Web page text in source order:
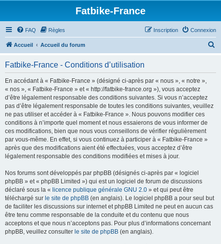
Fatbike-France
FAQ Règles Connexion
Inscription
Accueil Accueil du forum
Fatbike-France - Conditions d’utilisation
En accédant à « Fatbike-France » (désigné ci-après par « nous », « notre »,
« nos », « Fatbike-France » et « http://fatbike-france.org »), vous acceptez
d’être légalement responsable des conditions suivantes. Si vous n’acceptez
pas d’être légalement responsable de toutes les conditions suivantes, veuillez
ne pas utiliser et accéder à « Fatbike-France ». Nous pouvons modifier ces
conditions à n’importe quel moment et nous essaierons de vous informer de
ces modifications, bien que nous vous conseillons de vérifier régulièrement
par vous-même. En effet, si vous continuez à participer à « Fatbike-France »
après que des modifications aient été effectuées, vous acceptez d’être
légalement responsable des conditions modifiées et mises à jour.
Nos forums sont développés par phpBB (désignés ci-après par « logiciel
phpBB » et « phpBB Limited ») qui est un logiciel de forum de discussions
déclaré sous la « licence publique générale GNU 2.0 » et qui peut être
téléchargé sur le site de phpBB (en anglais). Le logiciel phpBB a pour seul but
de faciliter les discussions sur internet et phpBB Limited ne peut en aucun cas
être tenu comme responsable de la conduite et du contenu que nous
acceptons et que nous n’acceptons pas. Pour plus d’informations concernant
phpBB, veuillez consulter le site de phpBB (en anglais).